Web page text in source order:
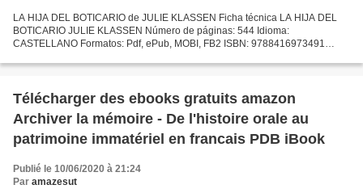
LA HIJA DEL BOTICARIO de JULIE KLASSEN Ficha técnica LA HIJA DEL
BOTICARIO JULIE KLASSEN Número de páginas: 544 Idioma:
CASTELLANO Formatos: Pdf, ePub, MOBI, FB2 ISBN: 9788416973491
Télécharger des ebooks gratuits amazon
Archiver la mémoire - De l'histoire orale au
patrimoine immatériel en francais PDB iBook
Publié le 10/06/2020 à 21:24
Par amazesut